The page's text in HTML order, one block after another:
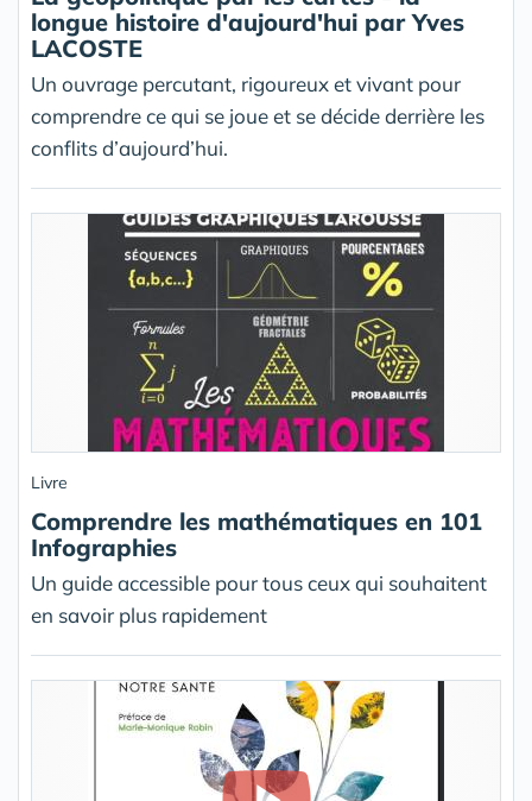
longue histoire d'aujourd'hui par Yves
LACOSTE
Un ouvrage percutant, rigoureux et vivant pour
comprendre ce qui se joue et se décide derrière les
conflits d’aujourd’hui.
Livre
Comprendre les mathématiques en 101
Infographies
Un guide accessible pour tous ceux qui souhaitent
en savoir plus rapidement